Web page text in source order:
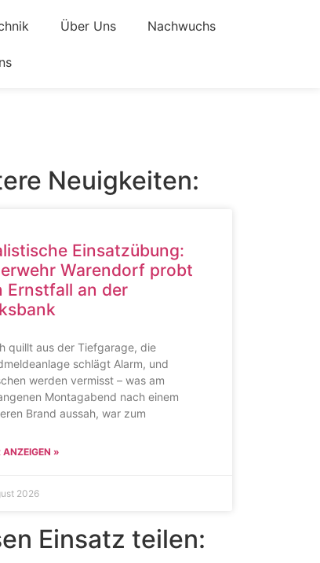
Über Uns Nachwuchs
Neuigkeiten:
Einsatzübung:
Warendorf probt
Ernstfall an der
quillt aus der Tiefgarage, die
schlägt Alarm, und
werden vermisst – was am
Montagabend nach einem
Brand aussah, war zum
ANZEIGEN »
2026
Einsatz teilen: